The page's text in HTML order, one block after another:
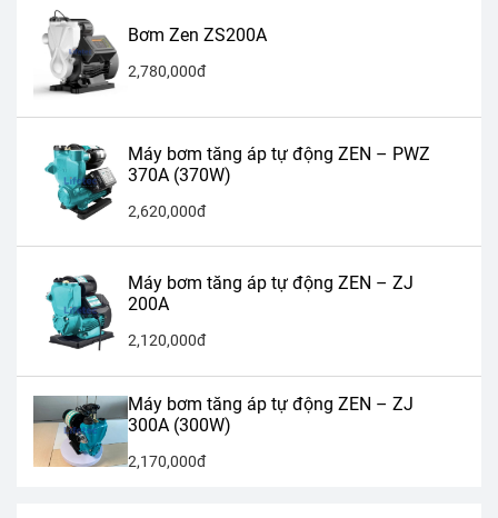
Bơm Zen ZS200A
2,780,000đ
Máy bơm tăng áp tự động ZEN – PWZ
370A (370W)
2,620,000đ
Máy bơm tăng áp tự động ZEN – ZJ
200A
2,120,000đ
Máy bơm tăng áp tự động ZEN – ZJ
300A (300W)
2,170,000đ